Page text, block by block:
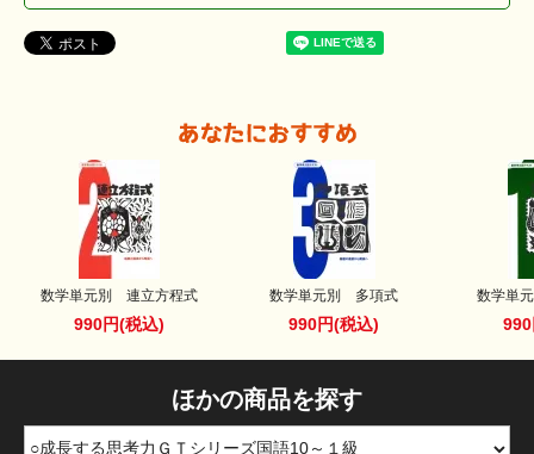
数学単元別 連立方程式
990円(税込)
数学単元別 多項式
990円(税込)
数学単
ほかの商品を探す